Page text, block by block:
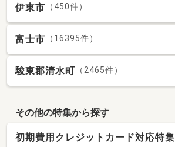
伊東市 （450件）
富士市 （16395件）
駿東郡清水町 （2465件）
その他の特集から探す
初期費用クレジットカード対応特集